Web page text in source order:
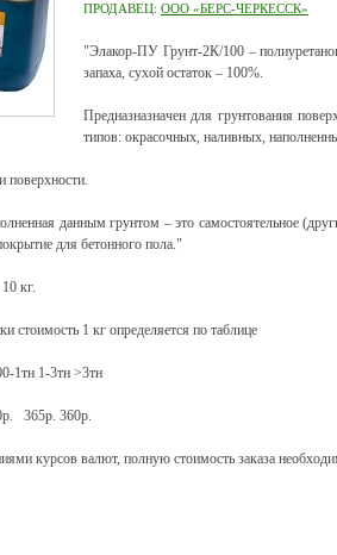
ПРОДАВЕЦ: ООО «БЕРС-ЧЕРКЕССК»
"Элакор-ПУ Грунт-2К/100 –
запаха, сухой остаток – 100%.
Предназназначен для грунтования
типов: окрасочных, наливных,
поверхности.
данным грунтом – это самостоятельное
для бетонного пола."
кг.
стоимость 1 кг определяется по таблице
1тн 1-3тн >3тн
360р.
курсов валют, полную стоимость заказа